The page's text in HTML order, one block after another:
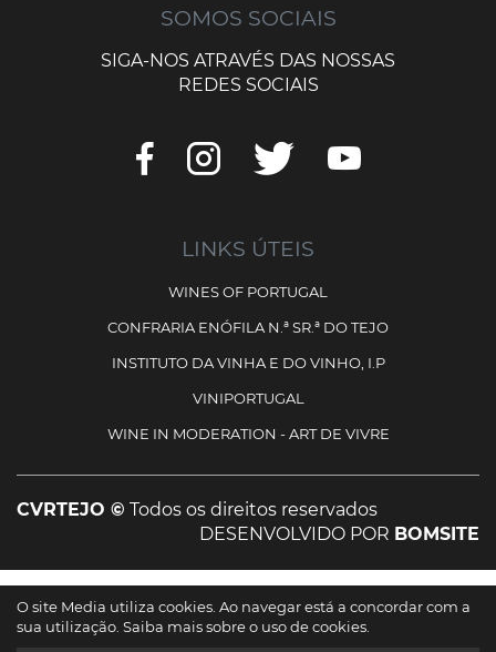
SOMOS SOCIAIS
SIGA-NOS ATRAVÉS DAS NOSSAS
REDES SOCIAIS
LINKS ÚTEIS
WINES OF PORTUGAL
CONFRARIA ENÓFILA N.ª SR.ª DO TEJO
INSTITUTO DA VINHA E DO VINHO, I.P
VINIPORTUGAL
WINE IN MODERATION - ART DE VIVRE
CVRTEJO © Todos os direitos reservados
DESENVOLVIDO POR BOMSITE
Cofinanciado por:
O site Media utiliza cookies. Ao navegar está a concordar com a
sua utilização. Saiba mais sobre o uso de cookies.